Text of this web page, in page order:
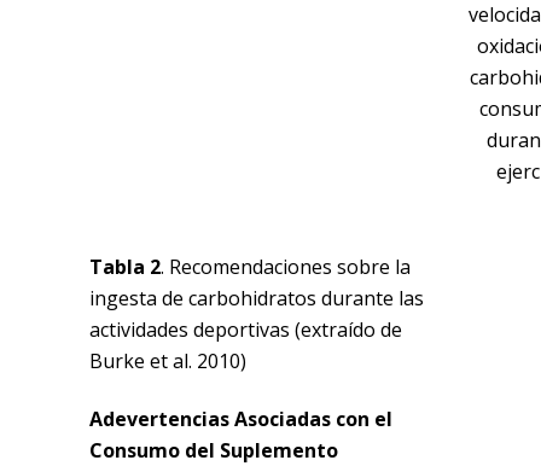
Tabla 2. Recomendaciones sobre la
ingesta de carbohidratos durante las
actividades deportivas (extraído de
Burke et al. 2010)
Adevertencias Asociadas con el
Consumo del Suplemento